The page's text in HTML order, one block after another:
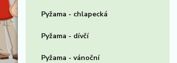
Pyžama - chlapecká
Pyžama - dívčí
Pyžama - vánoční